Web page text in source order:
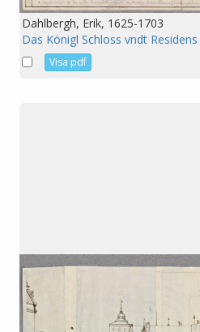
Dahlbergh, Erik, 1625-1703
Das Königl Schloss vndt
Visa pdf